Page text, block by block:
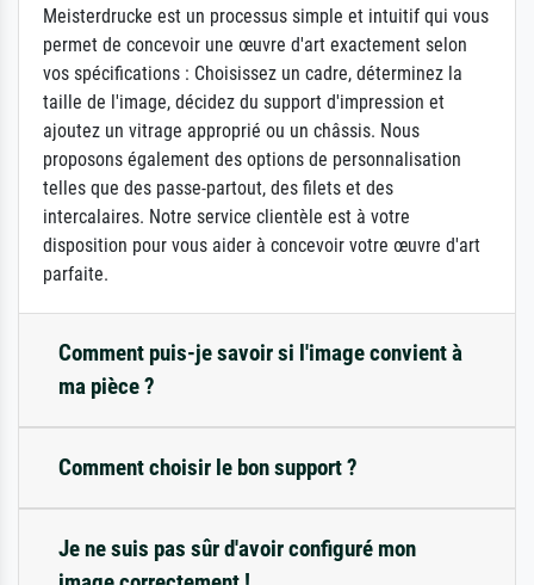
Meisterdrucke est un processus simple et intuitif qui vous
permet de concevoir une œuvre d'art exactement selon
vos spécifications : Choisissez un cadre, déterminez la
taille de l'image, décidez du support d'impression et
ajoutez un vitrage approprié ou un châssis. Nous
proposons également des options de personnalisation
telles que des passe-partout, des filets et des
intercalaires. Notre service clientèle est à votre
disposition pour vous aider à concevoir votre œuvre d'art
parfaite.
Comment puis-je savoir si l'image convient à
ma pièce ?
Comment choisir le bon support ?
Je ne suis pas sûr d'avoir configuré mon